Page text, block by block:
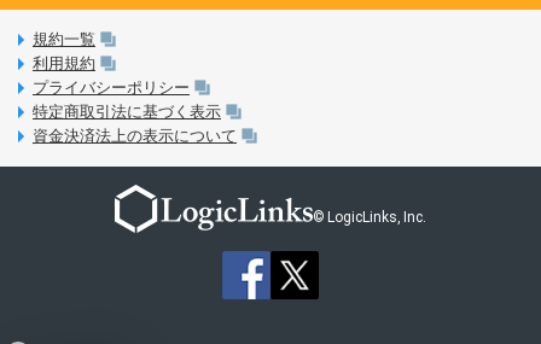
LinksStoreについて
3Dセキュアについて
未成年者の方のご契約
通信制限について
動作確認済み端末一覧
LinksMateのサービスについて
LPについて
おすすめプラン
お申し込み方法
あんさんぶるスターズ！！Music
規約一覧
利用規約
プライバシーポリシー
特定商取引法に基づく表示
資金決済法上の表示について
© LogicLinks, Inc.